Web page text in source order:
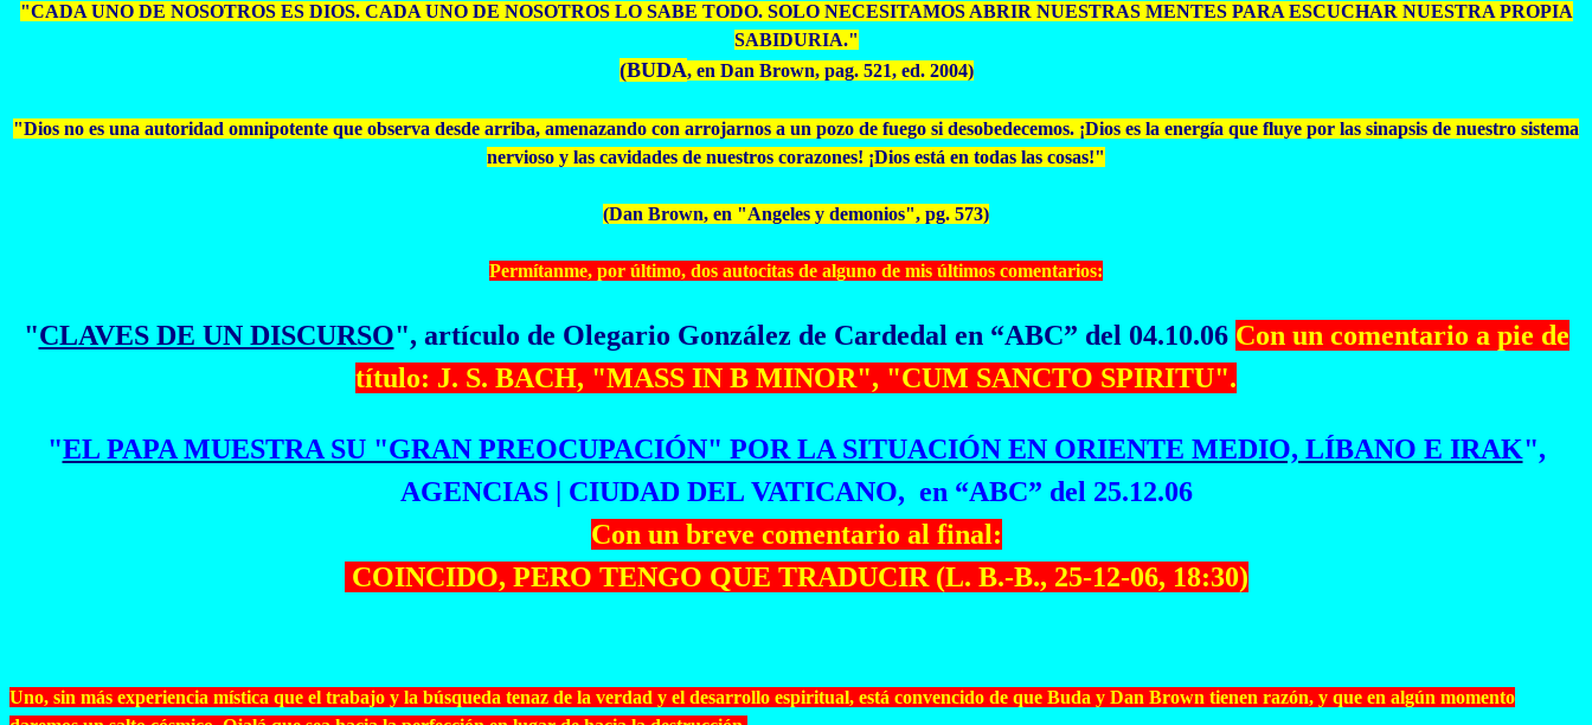
"CADA UNO DE NOSOTROS ES DIOS. CADA UNO DE NOSOTROS LO SABE TODO. SOLO NECESITAMOS ABRIR NUESTRAS MENTES PARA ESCUCHAR NUESTRA PROPIA
SABIDURIA."
(BUDA, en Dan Brown, pag. 521, ed. 2004)
"Dios no es una autoridad omnipotente que observa desde arriba, amenazando con arrojarnos a un pozo de fuego si desobedecemos. ¡Dios es la energía que fluye por las sinapsis de nuestro sistema
nervioso y las cavidades de nuestros corazones! ¡Dios está en todas las cosas!"
(Dan Brown, en "Angeles y demonios", pg. 573)
Permítanme, por último, dos autocitas de alguno de mis últimos comentarios:
"CLAVES DE UN DISCURSO", artículo de Olegario González de Cardedal en “ABC” del 04.10.06 Con un comentario a pie de
título: J. S. BACH, "MASS IN B MINOR", "CUM SANCTO SPIRITU".
"EL PAPA MUESTRA SU "GRAN PREOCUPACIÓN" POR LA SITUACIÓN EN ORIENTE MEDIO, LÍBANO E IRAK",
AGENCIAS | CIUDAD DEL VATICANO, en “ABC” del 25.12.06
Con un breve comentario al final:
COINCIDO, PERO TENGO QUE TRADUCIR (L. B.-B., 25-12-06, 18:30)
Uno, sin más experiencia mística que el trabajo y la búsqueda tenaz de la verdad y el desarrollo espiritual, está convencido de que Buda y Dan Brown tienen razón, y que en algún momento